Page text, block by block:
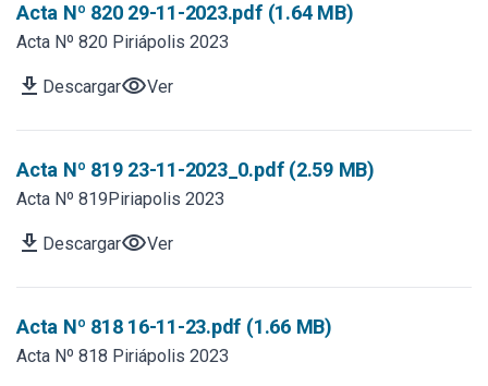
Acta Nº 820 29-11-2023.pdf (1.64 MB)
Acta Nº 820 Piriápolis 2023
download DescargarvisibilityVer
Acta Nº 819 23-11-2023_0.pdf (2.59 MB)
Acta Nº 819Piriapolis 2023
download DescargarvisibilityVer
Acta Nº 818 16-11-23.pdf (1.66 MB)
Acta Nº 818 Piriápolis 2023